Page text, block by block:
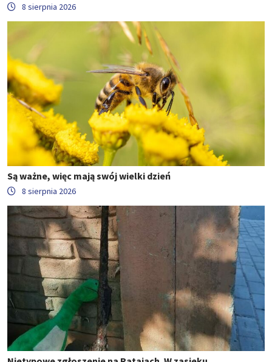
8 sierpnia 2026
Są ważne, więc mają swój wielki dzień
8 sierpnia 2026